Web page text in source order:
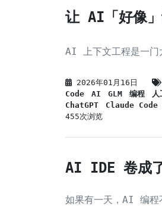
让 AI「好像
AI 上下文工程是一门
2026年01月16日
Code
AI GLM 编程
ChatGPT
Claude Code
455次浏览
AI IDE 卷成
如果有一天，AI 编程